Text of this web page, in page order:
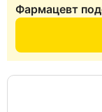
Фармацевт